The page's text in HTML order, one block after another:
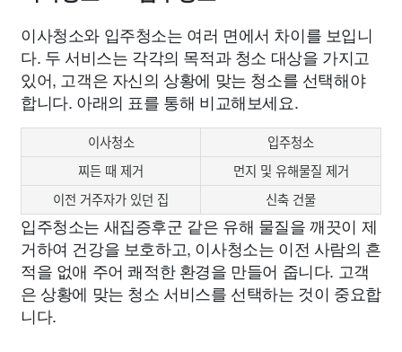
이사청소와 입주청소는 여러 면에서 차이를 보입니
다. 두 서비스는 각각의 목적과 청소 대상을 가지고
있어, 고객은 자신의 상황에 맞는 청소를 선택해야
합니다. 아래의 표를 통해 비교해보세요.
이사청소
입주청소
찌든 때 제거
먼지 및 유해물질 제거
이전 거주자가 있던 집
신축 건물
입주청소는 새집증후군 같은 유해 물질을 깨끗이 제
거하여 건강을 보호하고, 이사청소는 이전 사람의 흔
적을 없애 주어 쾌적한 환경을 만들어 줍니다. 고객
은 상황에 맞는 청소 서비스를 선택하는 것이 중요합
니다.